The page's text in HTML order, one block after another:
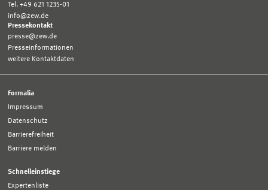
Tel. +49 621 1235-01
info@zew.de
Pressekontakt
presse@zew.de
Presseinformationen
weitere Kontaktdaten
Formalia
Impressum
Datenschutz
Barrierefreiheit
Barriere melden
Schnelleinstiege
Expertenliste